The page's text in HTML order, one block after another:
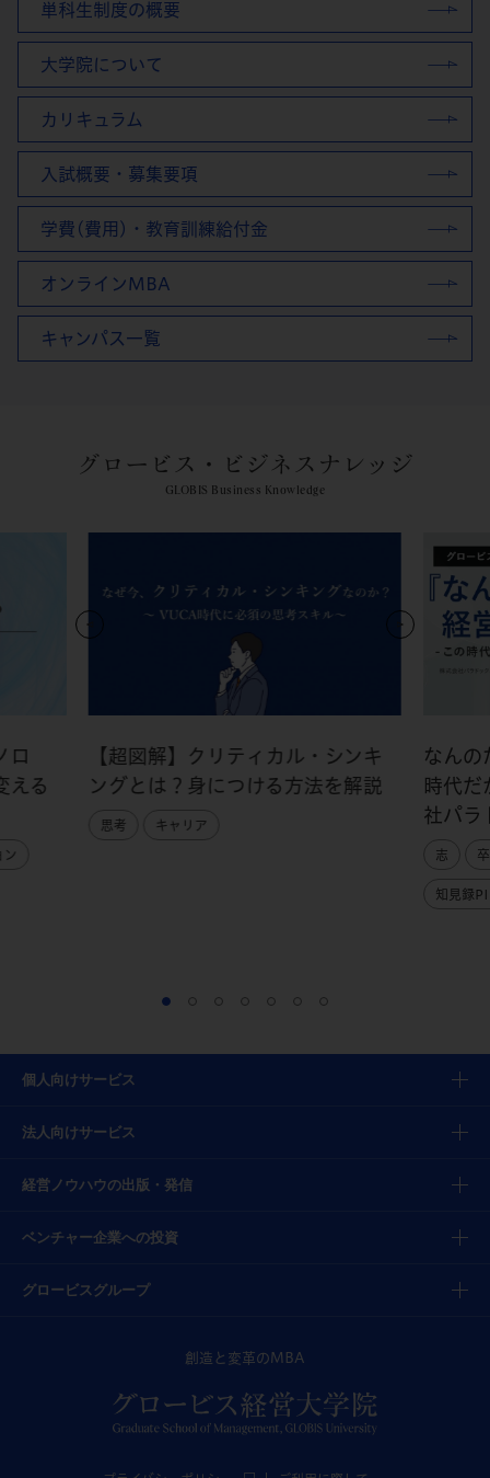
単科生制度の概要
大学院について
カリキュラム
入試概要・募集要項
学費(費用)・教育訓練給付金
オンラインMBA
キャンパス一覧
グロービス・ビジネスナレッジ
GLOBIS Business Knowledge
ロ
える
ン
【超図解】クリティカル・シンキ
ングとは？身につける方法を解説
思考 キャリア
なんの
時代だ
社パラ
志
知見録
個人向けサービス
法人向けサービス
経営ノウハウの出版・発信
ベンチャー企業への投資
グロービスグループ
創造と変革のMBA